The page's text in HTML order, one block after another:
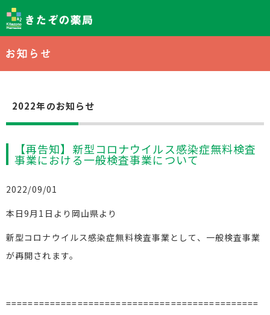
2022年のお知らせ
【再告知】新型コロナウイルス感染症無料検査
事業における一般検査事業について
2022/09/01
本日9月1日より岡山県より
新型コロナウイルス感染症無料検査事業として、一般検査事業
が再開されます。
==============================================